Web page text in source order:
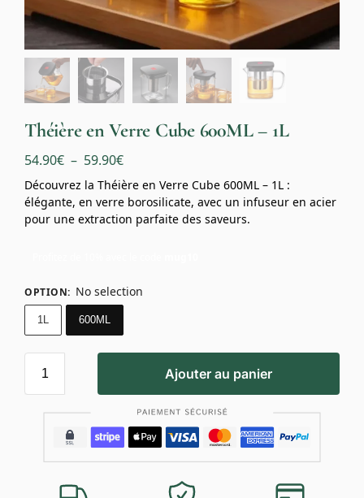
Théière en Verre Cube 600ML – 1L
54.90€ – 59.90€
Découvrez la Théière en Verre Cube 600ML – 1L :
élégante, en verre borosilicate, avec un infuseur en acier
pour une extraction parfaite des saveurs.
OPTION: No selection
1L 600ML
Ajouter au panier